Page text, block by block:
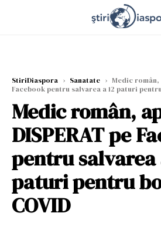
StiriDiaspora › Sanatate › Medic român,
Facebook pentru salvarea a 12 paturi
Medic român,
DISPERAT pe
pentru salvarea
paturi pentru
COVID